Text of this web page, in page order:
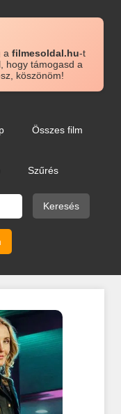
a filmesoldal.hu-t
hogy támogasd a
köszönöm!
Összes film
Szűrés
Keresés